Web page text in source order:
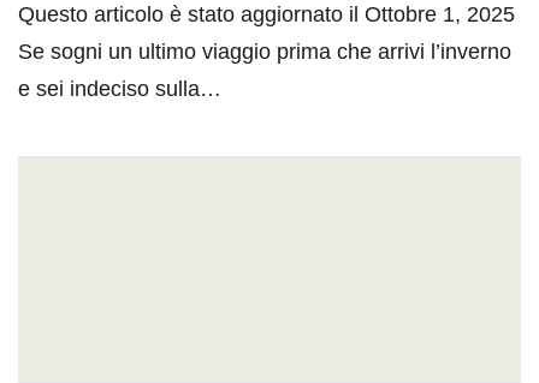
Questo articolo è stato aggiornato il Ottobre 1, 2025
Se sogni un ultimo viaggio prima che arrivi l’inverno
e sei indeciso sulla…